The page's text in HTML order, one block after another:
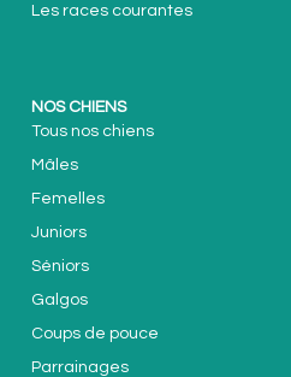
Les races courantes
NOS CHIENS
Tous nos chiens
Mâles
Femelles
Juniors
Séniors
Galgos
Coups de pouce
Parrainages